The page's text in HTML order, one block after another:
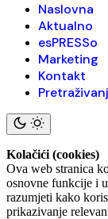
Naslovna
Aktualno
esPRESSo
Marketing
Kontakt
Kolačići (cookies)
Ova web stranica
osnovne funkcije i
razumjeti kako
prikazivanje